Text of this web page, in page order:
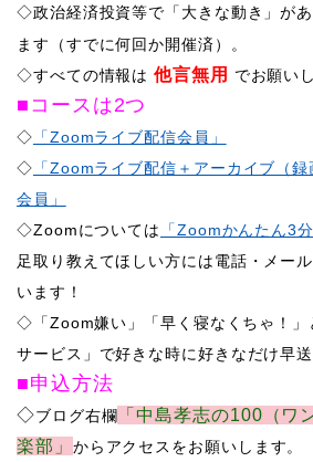
​◇政治経済投資等で「大きな動き」が
ます（すでに何回か開催済）。
​◇すべての情報は他言無用 でお願い
■コースは2つ
◇ 「Zoomライブ配信会員」
◇ 「Zoomライブ配信＋アーカイブ（録
会員」
◇Zoomについては
「Zoomかんたん3分
足取り教えてほしい方には電話・メー
います！
​◇「Zoom嫌い」「早く寝なくちゃ！」
サービス」で好きな時に好きなだけ早
■申込方法
​◇ブログ右欄 「中島孝志の100（ワ
楽部」 からアクセスをお願いします。